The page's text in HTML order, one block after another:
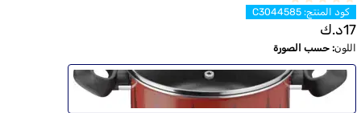
كود المنتج:
C3044585
17د.ك
اللون: حسب الصورة